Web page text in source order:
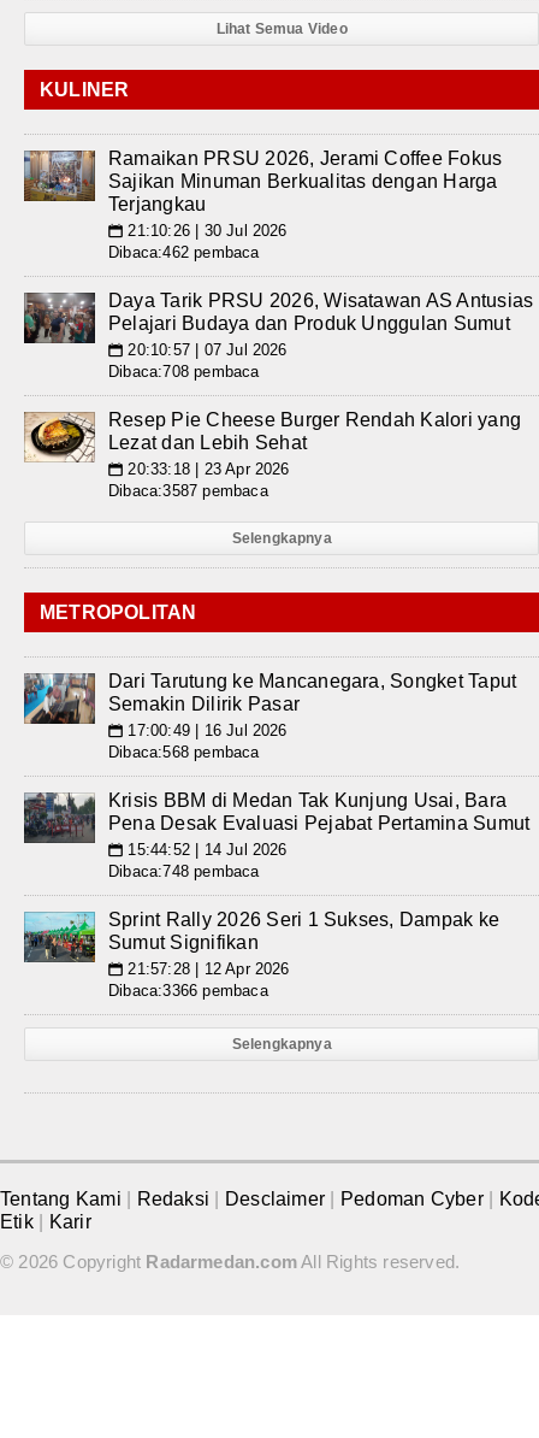
Lihat Semua Video
KULINER
Ramaikan PRSU 2026, Jerami Coffee Fokus
Sajikan Minuman Berkualitas dengan Harga
Terjangkau
📅 21:10:26 | 30 Jul 2026
Dibaca:462 pembaca
Daya Tarik PRSU 2026, Wisatawan AS Antusias
Pelajari Budaya dan Produk Unggulan Sumut
📅 20:10:57 | 07 Jul 2026
Dibaca:708 pembaca
Resep Pie Cheese Burger Rendah Kalori yang
Lezat dan Lebih Sehat
📅 20:33:18 | 23 Apr 2026
Dibaca:3587 pembaca
Selengkapnya
METROPOLITAN
Dari Tarutung ke Mancanegara, Songket Taput
Semakin Dilirik Pasar
📅 17:00:49 | 16 Jul 2026
Dibaca:568 pembaca
Krisis BBM di Medan Tak Kunjung Usai, Bara
Pena Desak Evaluasi Pejabat Pertamina Sumut
📅 15:44:52 | 14 Jul 2026
Dibaca:748 pembaca
Sprint Rally 2026 Seri 1 Sukses, Dampak ke
Sumut Signifikan
📅 21:57:28 | 12 Apr 2026
Dibaca:3366 pembaca
Selengkapnya
Tentang Kami Redaksi Desclaimer Pedoman Cyber
Etik
Karir
© 2026 Copyright Radarmedan.comAll Rights reserved.